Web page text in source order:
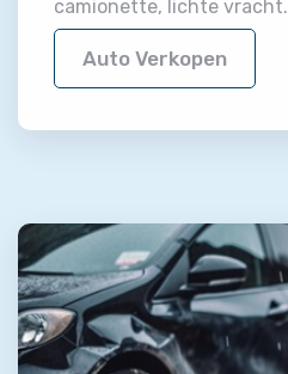
camionette, lichte vracht.
Auto Verkopen